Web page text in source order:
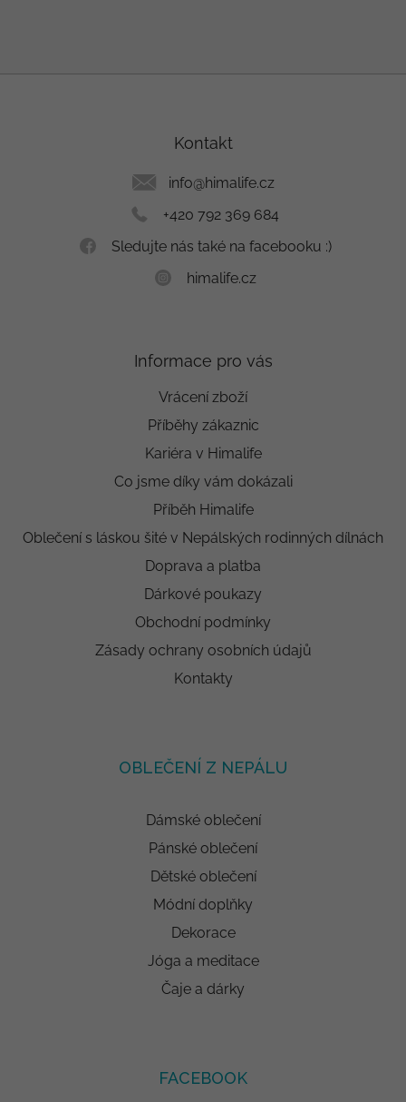
Kontakt
info@himalife.cz
+420 792 369 684
Sledujte nás také na facebooku :)
himalife.cz
Informace pro vás
Vrácení zboží
Příběhy zákaznic
Kariéra v Himalife
Co jsme díky vám dokázali
Příběh Himalife
Oblečení s láskou šité v Nepálských rodinných dílnách
Doprava a platba
Dárkové poukazy
Obchodní podmínky
Zásady ochrany osobních údajů
Kontakty
OBLEČENÍ Z NEPÁLU
Dámské oblečení
Pánské oblečení
Dětské oblečení
Módní doplňky
Dekorace
Jóga a meditace
Čaje a dárky
FACEBOOK